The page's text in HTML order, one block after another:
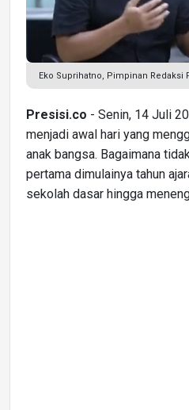
Eko Suprihatno, Pimpinan Redaksi
Presisi.co - Senin, 14 Juli
menjadi awal hari yang
anak bangsa. Bagaimana
pertama dimulainya tahun
sekolah dasar hingga